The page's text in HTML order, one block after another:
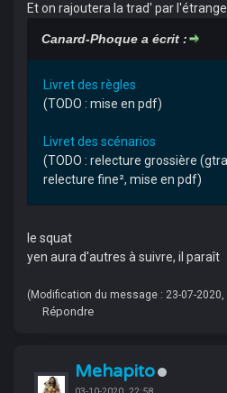
Et on rajoutera la trad' par
Canard-Phoque a écrit :
Livret des règles
(TODO : mise en pdf)
Livret des scénarios
(TODO : relecture grossière
relecture fine², mise en pdf)
le squat
yen aura d'autres à suivre, il paraît
(Modification du message : 23-07-2020,
Répondre
Mehapito